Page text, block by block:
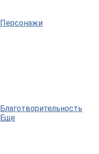
Персонажи
Благотворительность
Еще